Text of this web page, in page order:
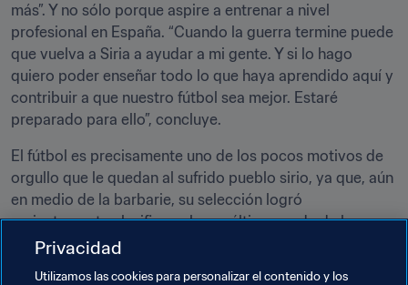
más”. Y no sólo porque aspire a entrenar a nivel
profesional en España. “Cuando la guerra termine puede
que vuelva a Siria a ayudar a mi gente. Y si lo hago
quiero poder enseñar todo lo que haya aprendido aquí y
contribuir a que nuestro fútbol sea mejor. Estaré
preparado para ello”, concluye.
El fútbol es precisamente uno de los pocos motivos de
orgullo que le quedan al sufrido pueblo sirio, ya que, aún
en medio de la barbarie, su selección logró
recientemente clasificar a la penúltima ronda de las
eliminatorias asiáticas a la Copa Mundial de la FIFA
Privacidad
Utilizamos las cookies para personalizar el contenido y los